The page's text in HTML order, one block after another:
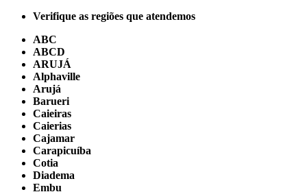
Verifique as regiões que atendemos
ABC
ABCD
ARUJÁ
Alphaville
Arujá
Barueri
Caieiras
Caierias
Cajamar
Carapicuíba
Cotia
Diadema
Embu